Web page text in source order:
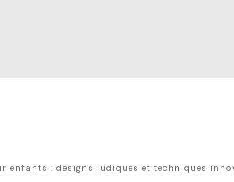
enfants : designs ludiques et techniques